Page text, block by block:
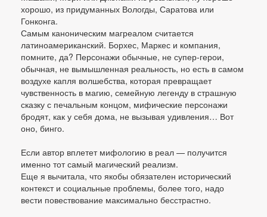
хорошо, из придуманных Вологды, Саратова или
Гонконга.
Самым каноническим магреалом считается
латиноамериканский. Борхес, Маркес и компания,
помните, да? Персонажи обычные, не супер-герои,
обычная, не вымышленная реальность, но есть в самом
воздухе капля волшебства, которая превращает
чувственность в магию, семейную легенду в страшную
сказку с печальным концом, мифические персонажи
бродят, как у себя дома, не вызывая удивления… Вот
оно, бинго.
Если автор вплетет мифологию в реал — получится
именно тот самый магический реализм.
Еще я вычитала, что якобы обязателен исторический
контекст и социальные проблемы, более того, надо
вести повествование максимально бесстрастно.